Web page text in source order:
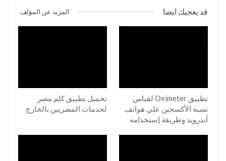
قد يعجبك ايضا المزيد عن المؤلف
تطبيق Oximeter لقياس
نسبة الأكسجين علي هواتف
أندرويد وطريقة إستخدامه
تحميل تطبيق كلم مصر
لخدمات المصريين بالخارج